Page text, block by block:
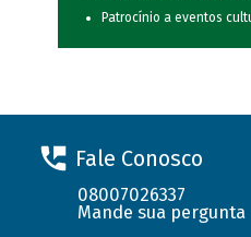
Patrocínio a eventos
Fale Conosco
08007026337
Mande sua pergunta